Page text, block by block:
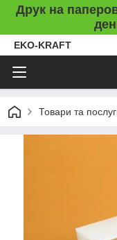
Друк на
EKO-KRAFT
Товари та